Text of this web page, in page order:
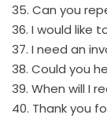
35. Can you
36. I would like
37. I need an
38. Could you
39. When will I
40. Thank you